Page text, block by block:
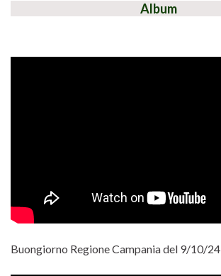
Album
Buongiorno Regione Campania del 9/10/24